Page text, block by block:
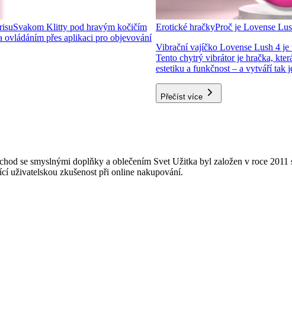
Svakom Klitty pod hravým kočičím
přes aplikaci pro objevování
Erotické hračkyProč je Lovense
Vibrační vajíčko Lovense Lush 4 je
Tento chytrý vibrátor je hračka,
estetiku a funkčnost – a vytváří tak
Přečíst více
se smyslnými doplňky a oblečením Svet Užitka byl založen v roce
uživatelskou zkušenost při online nakupování.